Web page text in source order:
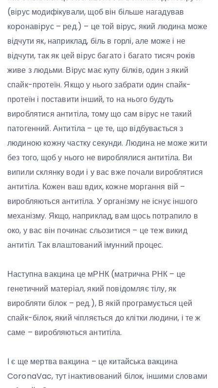
(вірус модифікували, щоб він більше нагадував
коpонавіpус – ред.) – це той вірус, який людина може
відчути як, наприклад, біль в горлі, але може і не
відчути, так як цей вірус багато і багато тисяч років
живе з людьми. Вірус має купу білків, один з який
спайк-протеїн. Якщо у нього забрати один спайк-
протеїн і поставити інший, то на нього будуть
вироблятися антитіла, тому що сам вірус не такий
патогенний. Антитіла – це те, що відбувається з
людиною кожну частку секунди. Людина не може жити
без того, щоб у нього не вироблялися антитіла. Ви
випили склянку води і у вас вже почали вироблятися
антитіла. Кожен ваш вдих, кожне моргання вій –
виробляються антитіла. У організму не існує іншого
механізму. Якщо, наприклад, вам щось потрапило в
око, у вас він починає сльозитися – це теж викид
антитіл. Так влаштований імунний процес.
Наступна вакцина це мРНК (матрична РНК – це
генетичний матеріал, який повідомляє тілу, як
виробляти білок – ред.), В якій програмується цей
спайк-білок, який чіпляється до клітки людини, і те ж
саме – виробляються антитіла.
І є ще мертва вакцина – це китайська вакцина
CoronaVac, тут інактивований білок, іншими словами